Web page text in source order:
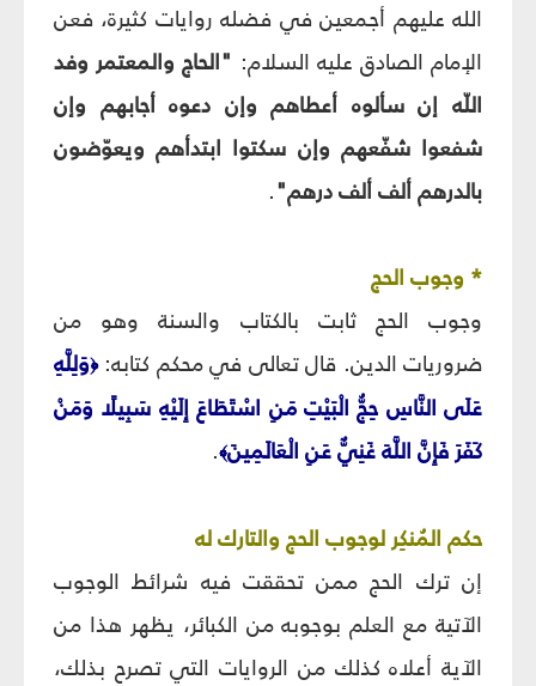
الله عليهم أجمعين في فضله روايات كثيرة، فعن
الإمام الصادق عليه السلام: "الحاج والمعتمر وفد
اللّه إن سألوه أعطاهم وإن دعوه أجابهم وإن
شفعوا شفّعهم وإن سكتوا ابتدأهم ويعوّضون
بالدرهم ألف ألف درهم".
* وجوب الحج‏
وجوب الحج ثابت بالكتاب والسنة وهو من
ضروريات الدين. قال تعالى في محكم كتابه:﴿وَلِلَّهِ
عَلَى النَّاسِ حِجُّ الْبَيْتِ مَنِ اسْتَطَاعَ إِلَيْهِ سَبِيلًا وَمَنْ
كَفَرَ فَإِنَّ اللَّهَ غَنِيٌّ عَنِ الْعَالَمِينَ﴾.
حكم المُنكِر لوجوب الحج والتارك له‏
إن ترك الحج ممن تحققت فيه شرائط الوجوب
الآتية مع العلم بوجوبه من الكبائر، يظهر هذا من
الآية أعلاه كذلك من الروايات التي تصرح بذلك،